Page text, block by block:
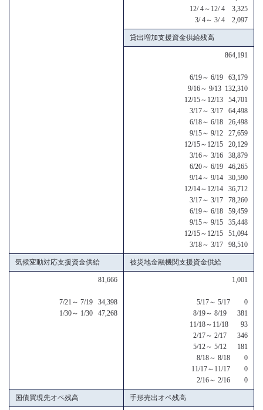
12/ 4～12/ 4 3,325
3/ 4～ 3/ 4 2,097
貸出増加支援資金供給残高
864,191
6/19～ 6/19 63,179
9/16～ 9/13 132,310
12/15～12/13 54,701
3/17～ 3/17 64,498
6/18～ 6/18 26,498
9/15～ 9/12 27,659
12/15～12/15 20,129
3/16～ 3/16 38,879
6/20～ 6/19 46,265
9/14～ 9/14 30,590
12/14～12/14 36,712
3/17～ 3/17 78,260
6/19～ 6/18 59,459
9/15～ 9/15 35,448
12/15～12/15 51,094
3/18～ 3/17 98,510
気候変動対応支援資金供給 被災地金融機関支援資金供給
81,666
7/21～ 7/19 34,398
1/30～ 1/30 47,268
1,001
5/17～ 5/17 0
8/19～ 8/19 381
11/18～11/18 93
2/17～ 2/17 346
5/12～ 5/12 181
8/18～ 8/18 0
11/17～11/17 0
2/16～ 2/16 0
国債買現先オペ残高 手形売出オペ残高